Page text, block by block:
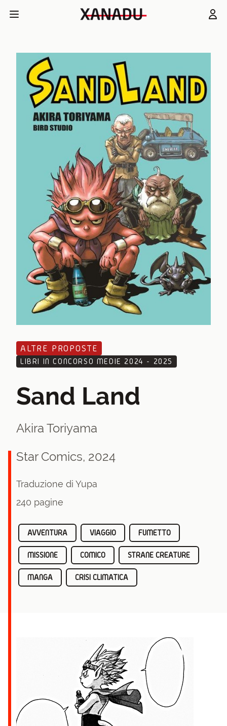
ALTRE PROPOSTE
LIBRI IN CONCORSO MEDIE 2024 - 2025
Sand Land
Akira Toriyama
Star Comics, 2024
Traduzione di Yupa
240 pagine
AVVENTURA VIAGGIO FUMETTO
MISSIONE COMICO STRANE CREATURE
MANGA CRISI CLIMATICA